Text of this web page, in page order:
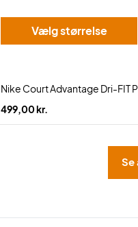
Vælg størrelse
Nike Court Advantage Dri-FIT
499,00 kr.
Se